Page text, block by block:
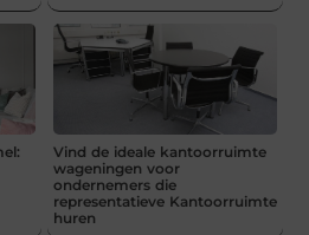
Vind de ideale kantoorruimte
wageningen voor
ondernemers die
representatieve Kantoorruimte
huren